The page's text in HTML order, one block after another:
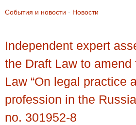
События и новости - Новости
Independent expert
the Draft Law to amend
Law “On legal practice
profession in the
no. 301952-8